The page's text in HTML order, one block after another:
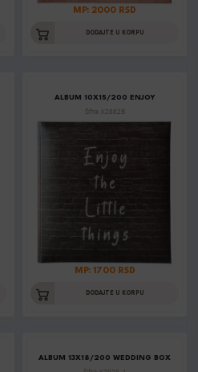
MP: 2000 RSD
DODAJTE U KORPU
ALBUM 10X15/200 ENJOY
Šifra: K2882B
MP: 1700 RSD
DODAJTE U KORPU
ALBUM 13X18/200 WEDDING BOX